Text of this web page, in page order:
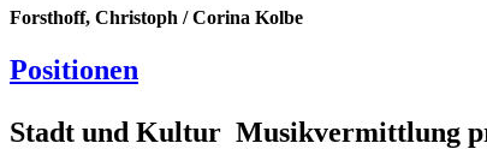
Forsthoff, Christoph / Corina Kolbe
Positionen
Stadt und Kultur  Musikvermittlung